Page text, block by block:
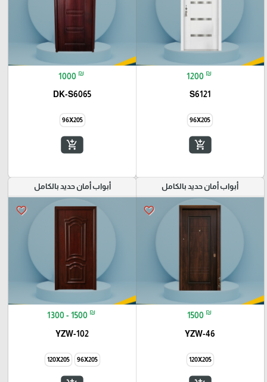
1200 ₪
S6121
96X205
add_shopping_cart
1000 ₪
DK-S6065
96X205
add_shopping_cart
أبواب أمان حديد بالكامل
favorite_border
1500 ₪
YZW-46
120X205
أبواب أمان حديد بالكامل
favorite_border
1300 - 1500 ₪
YZW-102
96X205
120X205